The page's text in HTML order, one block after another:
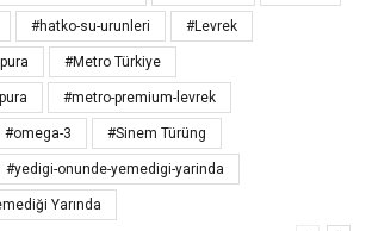
#hatko-su-urunleri #Levrek
#Metro Türkiye
#metro-premium-levrek
#omega-3 #Sinem Türüng
#yedigi-onunde-yemedigi-yarinda
Yarında